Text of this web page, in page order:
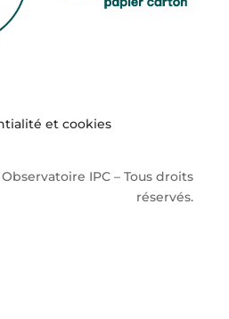
et cookies
IPC – Tous droits
réservés.